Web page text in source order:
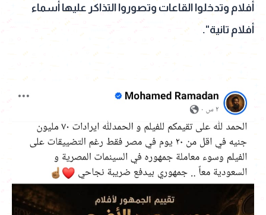
أفلام وتدخلوا القاعات وتصوروا التذاكر عليها أسماء
أفلام تانية".